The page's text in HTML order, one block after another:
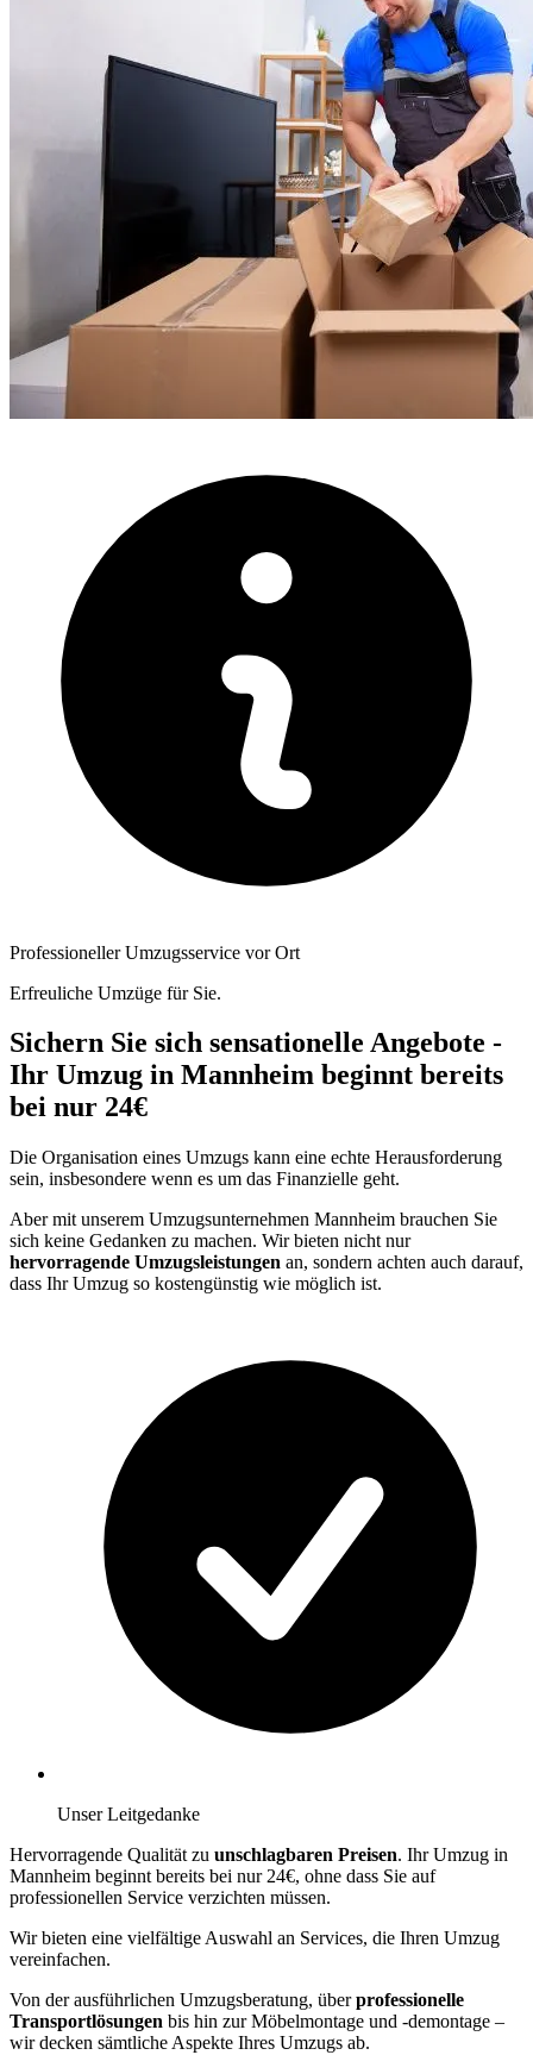
Professioneller Umzugsservice vor Ort
Erfreuliche Umzüge für Sie.
Sichern Sie sich sensationelle Angebote -
Ihr Umzug in Mannheim beginnt bereits
bei nur 24€
Die Organisation eines Umzugs kann eine echte Herausforderung
sein, insbesondere wenn es um das Finanzielle geht.
Aber mit unserem Umzugsunternehmen Mannheim brauchen Sie
sich keine Gedanken zu machen. Wir bieten nicht nur
hervorragende Umzugsleistungen an, sondern achten auch darauf,
dass Ihr Umzug so kostengünstig wie möglich ist.
Unser Leitgedanke
Hervorragende Qualität zu unschlagbaren Preisen. Ihr Umzug in
Mannheim beginnt bereits bei nur 24€, ohne dass Sie auf
professionellen Service verzichten müssen.
Wir bieten eine vielfältige Auswahl an Services, die Ihren Umzug
vereinfachen.
Von der ausführlichen Umzugsberatung, überprofessionelle
Transportlösungen bis hin zur Möbelmontage und -demontage –
wir decken sämtliche Aspekte Ihres Umzugs ab.